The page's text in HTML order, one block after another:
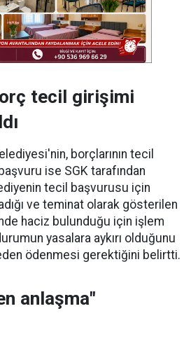
tecil girişimi
borçlarının tecil
ise SGK tarafından
tecil başvurusu için
ve teminat olarak gösterilen
haciz bulunduğu için işlem
yasalara aykırı olduğunu
ödenmesi gerektiğini belirtti.
anlaşma"